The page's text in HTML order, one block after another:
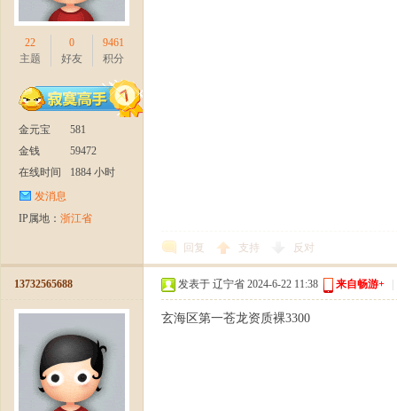
论
22
主题
0
好友
9461
积分
金元宝
581
金钱
59472
在线时间
1884 小时
发消息
IP属地： 浙江省
回复 支持 反对
13732565688 发表于 辽宁省 2024-6-22 11:38 来自畅游+
玄海区第一苍龙资质裸3300